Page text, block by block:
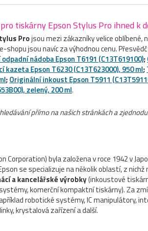
tiskárny Epson Stylus Pro ihned k
Projsou mezi zákazníky velice
jsou navíc za výhodnou cenu.
nádoba Epson T6191 (C13T619100);
kazeta Epson T6230 (C13T623000), 950 ml;
; Originální inkoust Epson T5911
zelený, 200 ml.
přímo na našich stránkách a
Corporation) byla založena v roce 1942 v
se specializuje na několik oblastí, z
a kancelářské výrobky(inkoustové
komerční kompaktní tiskárny). Za
robotické systémy, IC manipulátory,
krystalová zařízení a další.